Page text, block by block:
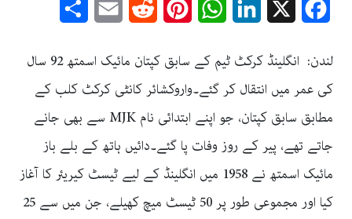
Facebook
LinkedIn
WhatsApp
Pinterest
Reddit
Email
لندن: انگلینڈ کرکٹ ٹیم کے سابق کپتان مائیک اسمتھ 92 سال
کی عمر میں انتقال کر گئے۔واروکشائر کانٹی کرکٹ کلب کے
مطابق سابق کپتان، جو اپنے ابتدائی نام MJK سے بھی جانے
جاتے تھے، پیر کے روز وفات پا گئے۔دائیں ہاتھ کے بلے باز
مائیک اسمتھ نے 1958 میں انگلینڈ کے لیے ٹیسٹ کیریئر کا آغاز
کیا اور مجموعی طور پر 50 ٹیسٹ میچ کھیلے، جن میں سے 25